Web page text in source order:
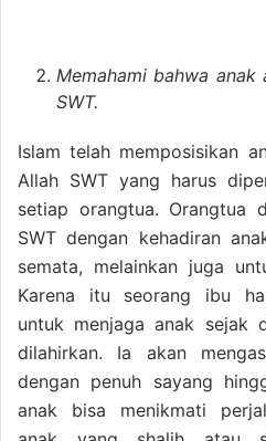
Memahami bahwa anak
SWT.
Islam telah memposisikan
Allah SWT yang harus
setiap orangtua. Orangtua
SWT dengan kehadiran
semata, melainkan juga
Karena itu seorang ibu
untuk menjaga anak sejak
dilahirkan. Ia akan
dengan penuh sayang
anak bisa menikmati